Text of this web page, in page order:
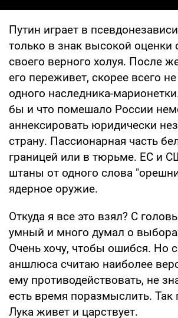
Путин играет в
только в знак высокой оценки
своего верного холуя. После
его переживет, скорее всего
одного наследника-
бы и что помешало России
аннексировать юридически
страну. Пассионарная часть
границей или в тюрьме. ЕС и
штаны от одного слова
ядерное оружие.
Откуда я все это взял? С
умный и много думал о
Очень хочу, чтобы ошибся. Но
аншлюса считаю наиболее
ему противодействовать, не
есть время поразмыслить. Так
Лука живет и царствует.